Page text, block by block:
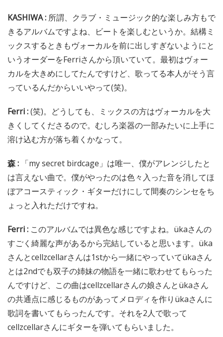
KASHIWA : 所謂、クラブ・ミュージック的な楽しみ方もで
きるアルバムですよね、ビートを楽しむというか。結構ミ
ックスするときもヴォーカルを前に出しすぎないようにと
いうオーダーをFerriさんから頂いていて。最初はヴォー
カルを大きめにしてたんですけど、歌ってる本人がそう言
っているんだからいいやって(笑)。
Ferri :(笑)。どうしても、ミックスの方はヴォーカルを大
きくしてくださるので。むしろ楽器の一部みたいに上手に
溶け込む方が落ち着くかなって。
森 : 「my secret birdcage」は唯一、僕がアレンジしたと
は言えない曲で。僕がやったのは色々入った音を消してほ
ぼアコースティック・ギターだけにして間奏のシンセをち
ょっと入れただけですね。
Ferri : このアルバムでは異色な感じですよね。ükaさんの
すごく綺麗な声があるから完結していると思います。üka
さんとcellzcellarさんは1stから一緒にやっていてükaさん
とは2ndでも双子の姉妹の物語を一緒に歌わせてもらった
んですけど、この曲はcellzcellarさんの娘さんとükaさん
の共通点に感じるものがあってメロディを作りükaさんに
歌詞を書いてもらったんです。それを2人で歌って
cellzcellarさんにギターを弾いてもらいました。